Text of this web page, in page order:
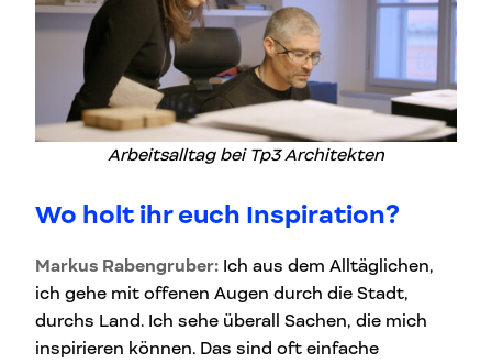
Arbeitsalltag bei Tp3 Architekten
Wo holt ihr euch Inspiration?
Markus Rabengruber: Ich aus dem Alltäglichen,
ich gehe mit offenen Augen durch die Stadt,
durchs Land. Ich sehe überall Sachen, die mich
inspirieren können. Das sind oft einfache